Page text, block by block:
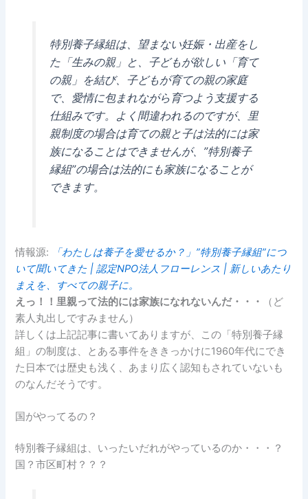
特別養子縁組は、望まない妊娠・出産をし
た「生みの親」と、子どもが欲しい「育て
の親」を結び、子どもが育ての親の家庭
で、愛情に包まれながら育つよう支援する
仕組みです。よく間違われるのですが、里
親制度の場合は育ての親と子は法的には家
族になることはできませんが、”特別養子
縁組”の場合は法的にも家族になることが
できます。
情報源:
「わたしは養子を愛せるか？」”特別養子縁組”につ
いて聞いてきた | 認定NPO法人フローレンス | 新しいあたり
まえを、すべての親子に。
えっ！！里親って法的には家族になれないんだ・・・
（ど
素人丸出しですみません）
詳しくは上記記事に書いてありますが、この「特別養子縁
組」の制度は、とある事件をききっかけに1960年代にでき
た日本では歴史も浅く、あまり広く認知もされていないも
のなんだそうです。
国がやってるの？
特別養子縁組は、いったいだれがやっているのか・・・？
国？市区町村？？？